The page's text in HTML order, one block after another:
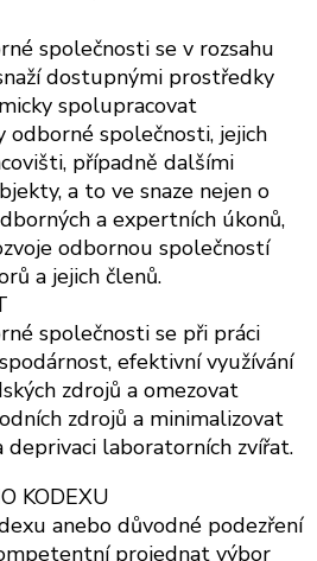
společnosti se v rozsahu
dostupnými prostředky
spolupracovat
odborné společnosti, jejich
případně dalšími
a to ve snaze nejen o
a expertních úkonů,
odbornou společností
a jejich členů.
společnosti se při práci
efektivní využívání
zdrojů a omezovat
zdrojů a minimalizovat
laboratorních zvířat.
KODEXU
anebo důvodné podezření
projednat výbor